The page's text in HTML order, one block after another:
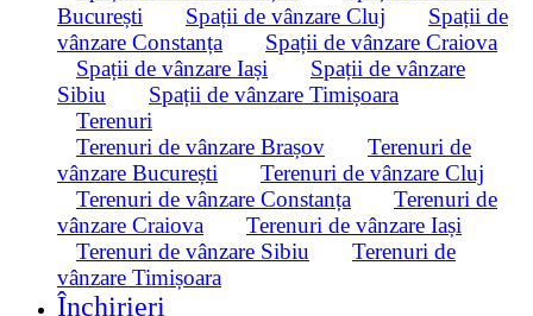
București
Spații de vânzare Cluj
Spații de
vânzare Constanța
Spații de vânzare Craiova
Spații de vânzare Iași
Spații de vânzare
Sibiu
Spații de vânzare Timișoara
Terenuri
Terenuri de vânzare Brașov
Terenuri de
vânzare București
Terenuri de vânzare Cluj
Terenuri de vânzare Constanța
Terenuri de
vânzare Craiova
Terenuri de vânzare Iași
Terenuri de vânzare Sibiu
Terenuri de
vânzare Timișoara
Închirieri